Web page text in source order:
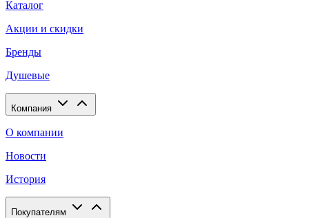
Каталог
Акции и скидки
Бренды
Душевые
Компания
О компании
Новости
История
Покупателям